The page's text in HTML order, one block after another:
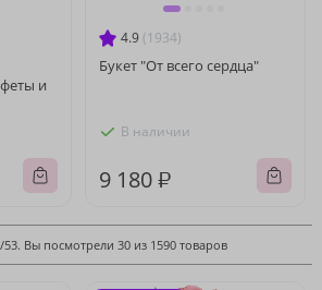
и
4.9 (1934)
Букет "От всего сердца"
В наличии
9 180 ₽
Вы посмотрели 30 из 1590 товаров